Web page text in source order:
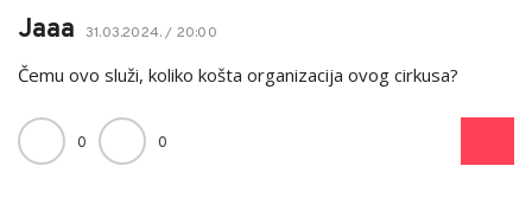
Jaaa 31.03.2024. / 20:00
Čemu ovo služi, koliko košta organizacija ovog cirkusa?
0 0